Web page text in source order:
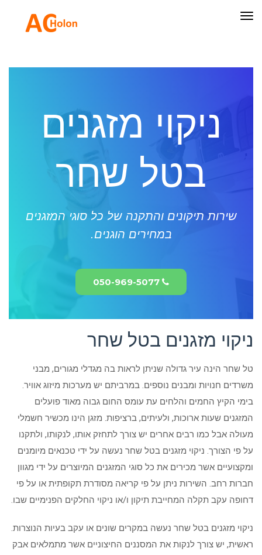
תפריט
ניקוי מזגנים
בטל שחר
שירות תיקונים והתקנה של כל סוגי המזגנים
במחירים הוגנים.
050-969-5077
ניקוי מזגנים בטל שחר
טל שחר הינה עיר גדולה שניתן לראות בה מגדלי מגורים, מבני
משרדים חנויות ומבנים נוספים. במרביתם יש מערכות מיזוג אוויר.
בימי הקיץ החמים והלחים עת עומס החום גבוה מאוד פועלים
המזגנים שעות ארוכות, ולעיתים, ברציפות. מזגן הינו מכשיר חשמלי
מעולה אבל כמו רבים אחרים יש צורך לתחזק אותו, לנקותו, ולתקנו
על פי הצורך. ניקוי מזגנים בטל שחר נעשה על ידי טכנאים מיומנים
ומקצועיים אשר מכירים את כל סוגי המזגנים המיוצרים על ידי מגוון
חברות רחב. השירות ניתן על פי קריאה מסודרת תקופתית או על פי
דחופה עקב תקלה המחייבת תיקון ו/או ניקוי החלקים הפנימיים שבו.
ניקוי מזגנים בטל שחר נעשה במקרים שונים או עקב בעיות הנוצרות.
ראשית, יש צורך לנקות את המסננים החיצוניים אשר מתמלאים אבק